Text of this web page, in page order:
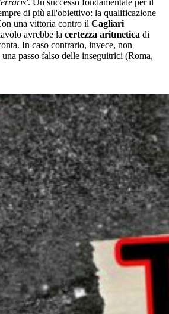
di più all'obiettivo: la qualificazione
una vittoria contro il Cagliari
avrebbe la certezza aritmetica di
In caso contrario, invece, non
una passo falso delle inseguitrici (Roma,